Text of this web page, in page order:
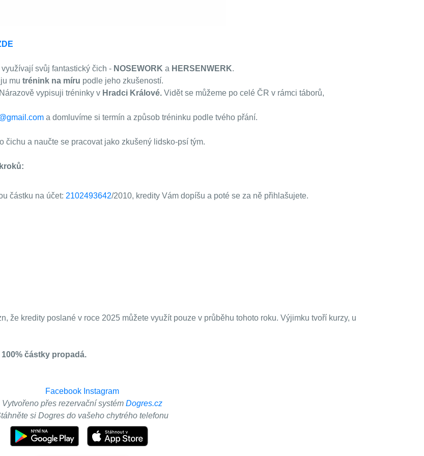
svůj fantastický čich - NOSEWORK a HERSENWERK.
mu trénink na míru podle jeho zkušeností.
Nárazově vypisuji tréninky v Hradci Králové. Vidět se můžeme po celé ČR v rámci táborů,
a domluvíme si termín a způsob tréninku podle tvého přání.
a naučte se pracovat jako zkušený lidsko-psí tým.
částku na účet: 2102493642/2010, kredity Vám dopíšu a poté se za ně přihlašujete.
že kredity poslané v roce 2025 můžete využít pouze v průběhu tohoto roku. Výjimku tvoří kurzy, u
částky propadá.
Facebook Instagram
Vytvořeno přes rezervační systém Dogres.cz
si Dogres do vašeho chytrého telefonu